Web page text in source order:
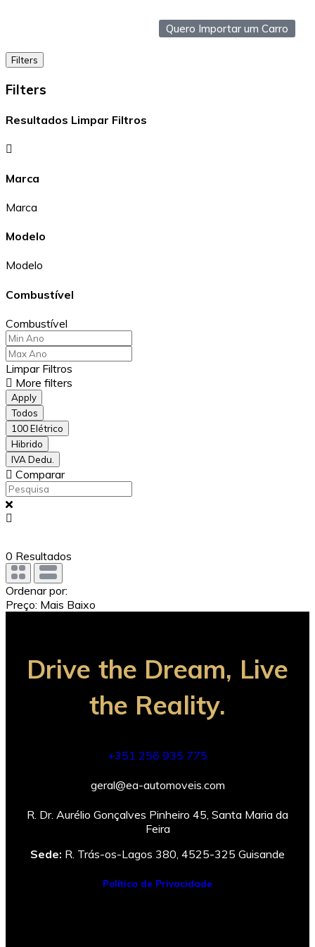
Quero Importar um Carro
Filters
Filters
Resultados Limpar Filtros
Marca
Marca
Modelo
Modelo
Combustível
Combustível
Limpar Filtros
More filters
Apply
Todos
100 Elétrico
Hibrido
IVA Dedu.
Comparar
0 Resultados
Ordenar por:
Preço: Mais Baixo
Drive the Dream, Live
the Reality.
+351 256 935 775
geral@ea-automoveis.com
R. Dr. Aurélio Gonçalves Pinheiro 45, Santa Maria da
Feira
Sede: R. Trás-os-Lagos 380, 4525-325 Guisande
Política de Privacidade